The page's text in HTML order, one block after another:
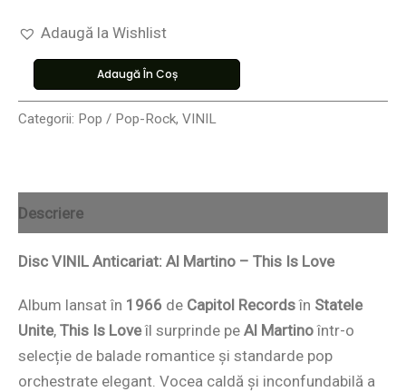
Adaugă la Wishlist
Adaugă În Coș
Categorii: Pop / Pop-Rock, VINIL
Descriere
Disc VINIL Anticariat: Al Martino – This Is Love
Album lansat în 1966 de Capitol Recordsîn Statele
Unite, This Is Loveîl surprinde pe Al Martinoîntr-o
selecție de balade romantice și standarde pop
orchestrate elegant. Vocea caldă și inconfundabilă a